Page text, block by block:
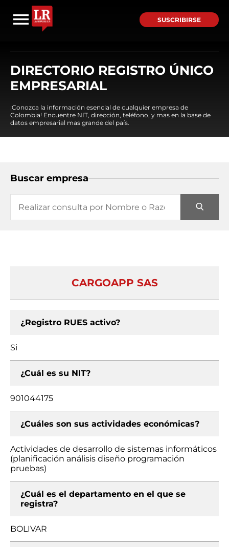
SUSCRIBIRSE
DIRECTORIO REGISTRO ÚNICO
EMPRESARIAL
¡Conozca la información esencial de cualquier empresa de
Colombia! Encuentre NIT, dirección, teléfono, y mas en la base de
datos empresarial mas grande del país.
Buscar empresa
CARGOAPP SAS
¿Registro RUES activo?
Si
¿Cuál es su NIT?
901044175
¿Cuáles son sus actividades económicas?
Actividades de desarrollo de sistemas informáticos
(planificación análisis diseño programación
pruebas)
¿Cuál es el departamento en el que se
registra?
BOLIVAR